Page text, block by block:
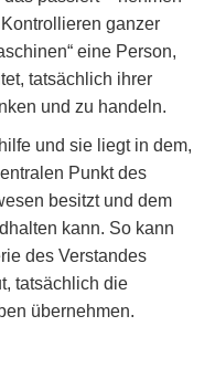
ganzer
eine Person,
tatsächlich ihrer
und zu handeln.
und sie liegt in dem,
Punkt des
besitzt und dem
kann. So kann
des Verstandes
tatsächlich die
übernehmen.